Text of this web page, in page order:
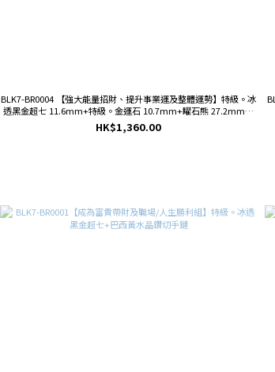
BLK7-BR0004 【強大能量招財、提升事業運及整體運勢】特級。冰
透黑金超七 11.6mm+特級。金運石 10.7mm+矅石熊 27.2mm手
鏈
HK$1,360.00